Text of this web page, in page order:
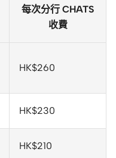
每次分行 CHATS
收費
HK$260
HK$230
HK$210